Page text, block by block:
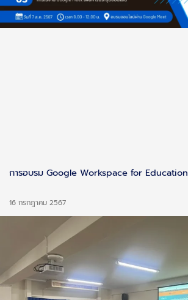
การอบรม Google Workspace for Education
16 กรกฎาคม 2567